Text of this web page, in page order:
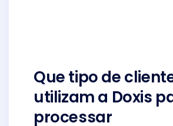
Que tipo de
utilizam a Doxis
processar